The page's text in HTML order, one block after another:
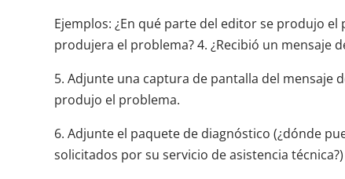
Ejemplos: ¿En qué parte del editor se produjo
produjera el problema? 4. ¿Recibió un mensaje
5. Adjunte una captura de pantalla del mensaje
produjo el problema.
6. Adjunte el paquete de diagnóstico (¿dónde
solicitados por su servicio de asistencia técnica?)